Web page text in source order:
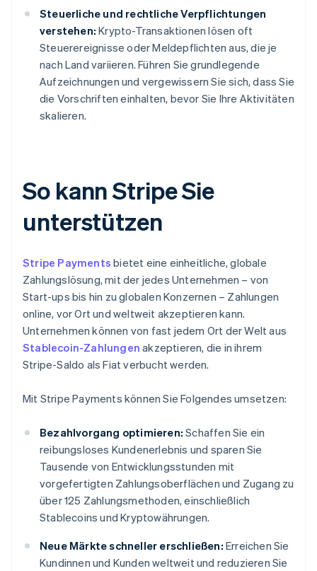
Steuerliche und rechtliche Verpflichtungen
verstehen: Krypto-Transaktionen lösen oft
Steuerereignisse oder Meldepflichten aus, die je
nach Land variieren. Führen Sie grundlegende
Aufzeichnungen und vergewissern Sie sich, dass Sie
die Vorschriften einhalten, bevor Sie Ihre Aktivitäten
skalieren.
So kann Stripe Sie
unterstützen
Stripe Payments bietet eine einheitliche, globale
Zahlungslösung, mit der jedes Unternehmen – von
Start-ups bis hin zu globalen Konzernen – Zahlungen
online, vor Ort und weltweit akzeptieren kann.
Unternehmen können von fast jedem Ort der Welt aus
Stablecoin-Zahlungen akzeptieren, die in ihrem
Stripe-Saldo als Fiat verbucht werden.
Mit Stripe Payments können Sie Folgendes umsetzen:
Bezahlvorgang optimieren: Schaffen Sie ein
reibungsloses Kundenerlebnis und sparen Sie
Tausende von Entwicklungsstunden mit
vorgefertigten Zahlungsoberflächen und Zugang zu
über 125 Zahlungsmethoden, einschließlich
Stablecoins und Kryptowährungen.
Neue Märkte schneller erschließen: Erreichen Sie
Kundinnen und Kunden weltweit und reduzieren Sie